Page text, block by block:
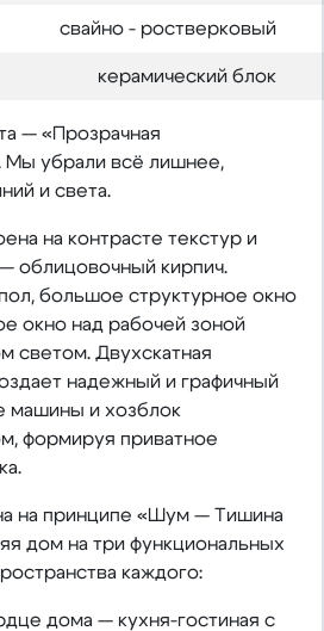
свайно - ростверковый
керамический блок
— «Прозрачная
Мы убрали всё лишнее,
и света.
на контрасте текстур и
облицовочный кирпич.
большое структурное окно
окно над рабочей зоной
светом. Двухскатная
надежный и графичный
машины и хозблок
формируя приватное
на принципе «Шум — Тишина
дом на три функциональных
каждого:
дома — кухня-гостиная с